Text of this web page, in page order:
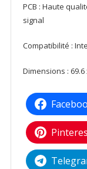
PCB : Haute
signal
Compatibilité :
Dimensions : 69.6